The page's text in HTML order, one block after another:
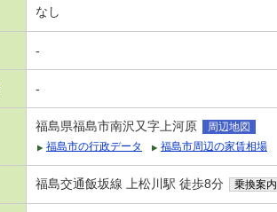
なし
-
-
福島県福島市南沢又字上河原
周辺地図
福島市の行政データ
福島市周辺の家賃相場
福島交通飯坂線 上松川駅 徒歩8分 乗換案内